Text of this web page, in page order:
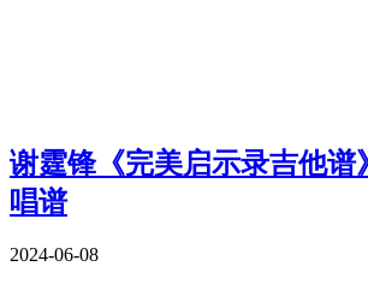
谢霆锋《完美启示录吉他谱
唱谱
2024-06-08